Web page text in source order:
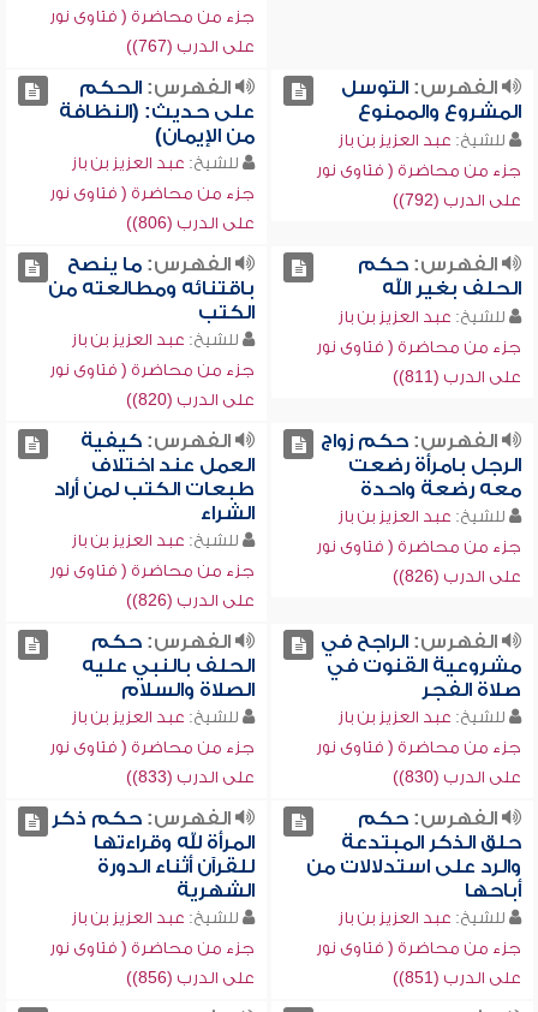
جزء من محاضرة ( فتاوى نور
على الدرب (767))
الفهرس:التوسل
المشروع والممنوع
للشيخ: عبد العزيز بن باز
جزء من محاضرة ( فتاوى نور
على الدرب (792))
الفهرس:الحكم
على حديث: (النظافة
من الإيمان)
للشيخ: عبد العزيز بن باز
جزء من محاضرة ( فتاوى نور
على الدرب (806))
الفهرس:حكم
الحلف بغير الله
للشيخ: عبد العزيز بن باز
جزء من محاضرة ( فتاوى نور
على الدرب (811))
الفهرس:ما ينصح
باقتنائه ومطالعته من
الكتب
للشيخ: عبد العزيز بن باز
جزء من محاضرة ( فتاوى نور
على الدرب (820))
الفهرس:حكم زواج
الرجل بامرأة رضعت
معه رضعة واحدة
للشيخ: عبد العزيز بن باز
جزء من محاضرة ( فتاوى نور
على الدرب (826))
الفهرس:كيفية
العمل عند اختلاف
طبعات الكتب لمن أراد
الشراء
للشيخ: عبد العزيز بن باز
جزء من محاضرة ( فتاوى نور
على الدرب (826))
الفهرس:الراجح في
مشروعية القنوت في
صلاة الفجر
للشيخ: عبد العزيز بن باز
جزء من محاضرة ( فتاوى نور
على الدرب (830))
الفهرس:حكم
الحلف بالنبي عليه
الصلاة والسلام
للشيخ: عبد العزيز بن باز
جزء من محاضرة ( فتاوى نور
على الدرب (833))
الفهرس:حكم
حلق الذكر المبتدعة
والرد على استدلالات من
أباحها
للشيخ: عبد العزيز بن باز
جزء من محاضرة ( فتاوى نور
على الدرب (851))
الفهرس:حكم ذكر
المرأة لله وقراءتها
للقرآن أثناء الدورة
الشهرية
للشيخ: عبد العزيز بن باز
جزء من محاضرة ( فتاوى نور
على الدرب (856))